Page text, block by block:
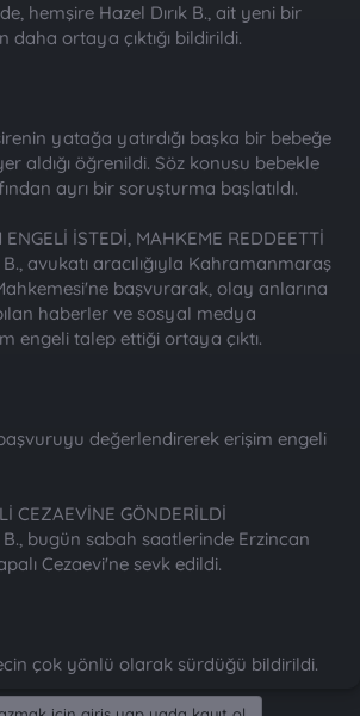
hemşire Hazel Dırık B., ait yeni bir
ortaya çıktığı bildirildi.
yatağa yatırdığı başka bir bebeğe
aldığı öğrenildi. Söz konusu bebekle
ayrı bir soruşturma başlatıldı.
ENGELİ İSTEDİ, MAHKEME REDDEETTİ
B., avukatı aracılığıyla Kahramanmaraş
başvurarak, olay anlarına
haberler ve sosyal medya
engeli talep ettiği ortaya çıktı.
değerlendirerek erişim engeli
CEZAEVİNE GÖNDERİLDİ
B., bugün sabah saatlerinde Erzincan
Cezaevi'ne sevk edildi.
çok yönlü olarak sürdüğü bildirildi.